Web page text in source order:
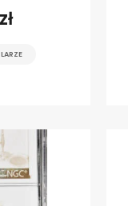
zł